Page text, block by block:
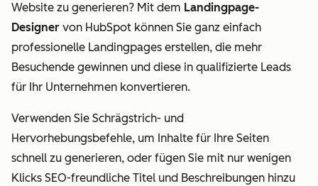
Website zu generieren? Mit dem Landingpage-
Designer von HubSpot können Sie ganz einfach
professionelle Landingpages erstellen, die mehr
Besuchende gewinnen und diese in qualifizierte Leads
für Ihr Unternehmen konvertieren.
Verwenden Sie Schrägstrich- und
Hervorhebungsbefehle, um Inhalte für Ihre Seiten
schnell zu generieren, oder fügen Sie mit nur wenigen
Klicks SEO-freundliche Titel und Beschreibungen hinzu